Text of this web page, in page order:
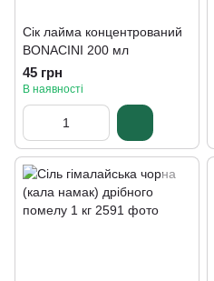
Сік лайма концентрований
BONACINI 200 мл
45 грн
В наявності